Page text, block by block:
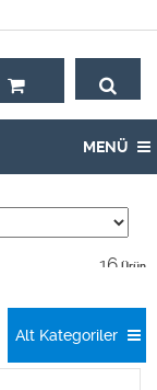
MENÜ
16 Ürün
Alt Kategoriler